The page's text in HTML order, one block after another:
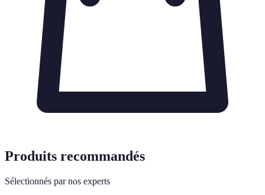
Produits recommandés
Sélectionnés par nos experts